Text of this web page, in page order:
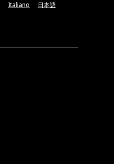
Italiano 日本語